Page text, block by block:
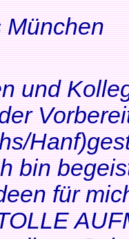
München
und
bin
für